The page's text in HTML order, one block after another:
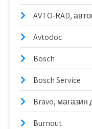
AVTO-RAD,
Avtodoc
Bosch
Bosch Service
Bravo,
Burnout